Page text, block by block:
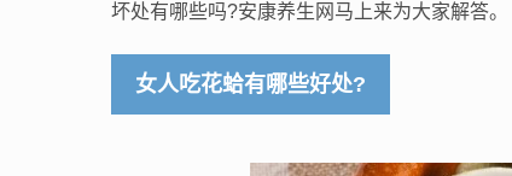
坏处有哪些吗?安康养生网马上来为大家解答。
女人吃花蛤有哪些好处?